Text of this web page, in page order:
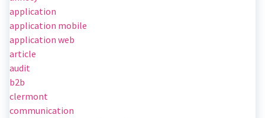
application
application mobile
application web
article
audit
b2b
clermont
communication